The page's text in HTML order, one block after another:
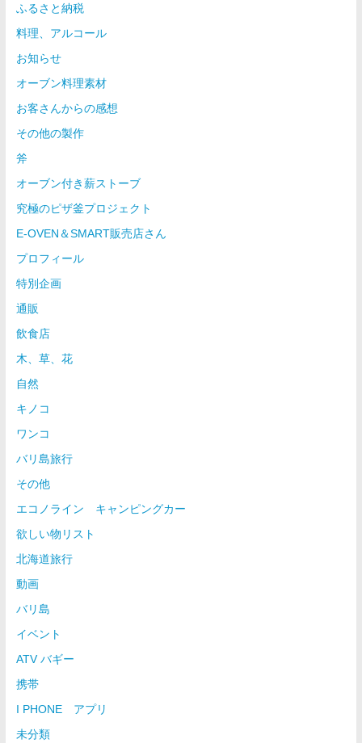
ふるさと納税
料理、アルコール
お知らせ
オーブン料理素材
お客さんからの感想
その他の製作
斧
オーブン付き薪ストーブ
究極のピザ釜プロジェクト
E-OVEN＆SMART販売店さん
プロフィール
特別企画
通販
飲食店
木、草、花
自然
キノコ
ワンコ
バリ島旅行
その他
エコノライン キャンピングカー
欲しい物リスト
北海道旅行
動画
バリ島
イベント
ATV バギー
携帯
I PHONE アプリ
未分類